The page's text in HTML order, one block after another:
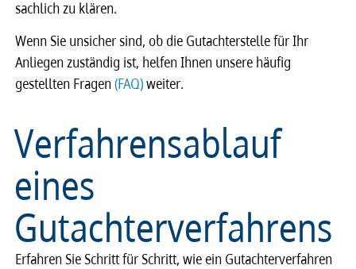
sachlich zu klären.
Wenn Sie unsicher sind, ob die Gutachterstelle für Ihr
Anliegen zuständig ist, helfen Ihnen unsere häufig
gestellten Fragen(FAQ)weiter.
Verfahrensablauf
eines
Gutachterverfahrens
Erfahren Sie Schritt für Schritt, wie ein Gutachterverfahren